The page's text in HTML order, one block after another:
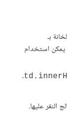
بـ
استخدام
.